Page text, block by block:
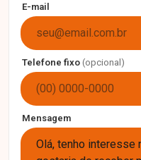
E-mail
Telefone fixo (opcional)
Mensagem